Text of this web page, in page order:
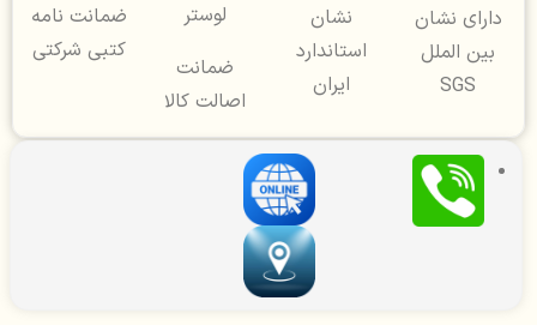
دارای نشان
بین الملل
SGS
نشان
استاندارد
ایران
ضمانت
اصالت کالا
ضمانت نامه
کتبی شرکتی